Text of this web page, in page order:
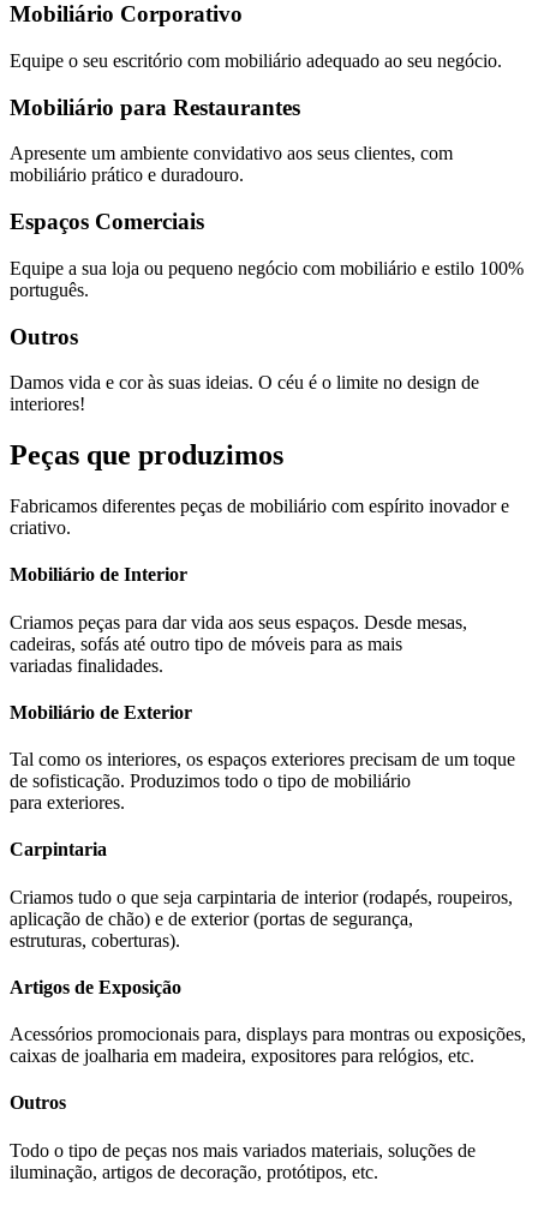
Mobiliário Corporativo
Equipe o seu escritório com mobiliário adequado ao seu negócio.
Mobiliário para Restaurantes
Apresente um ambiente convidativo aos seus clientes, com
mobiliário prático e duradouro.
Espaços Comerciais
Equipe a sua loja ou pequeno negócio com mobiliário e estilo 100%
português.
Outros
Damos vida e cor às suas ideias. O céu é o limite no design de
interiores!
Peças que produzimos
Fabricamos diferentes peças de mobiliário com espírito inovador e
criativo.
Mobiliário de Interior
Criamos peças para dar vida aos seus espaços. Desde mesas,
cadeiras, sofás até outro tipo de móveis para as mais
variadas finalidades.
Mobiliário de Exterior
Tal como os interiores, os espaços exteriores precisam de um toque
de sofisticação. Produzimos todo o tipo de mobiliário
para exteriores.
Carpintaria
Criamos tudo o que seja carpintaria de interior (rodapés, roupeiros,
aplicação de chão) e de exterior (portas de segurança,
estruturas, coberturas).
Artigos de Exposição
Acessórios promocionais para, displays para montras ou exposições,
caixas de joalharia em madeira, expositores para relógios, etc.
Outros
Todo o tipo de peças nos mais variados materiais, soluções de
iluminação, artigos de decoração, protótipos, etc.